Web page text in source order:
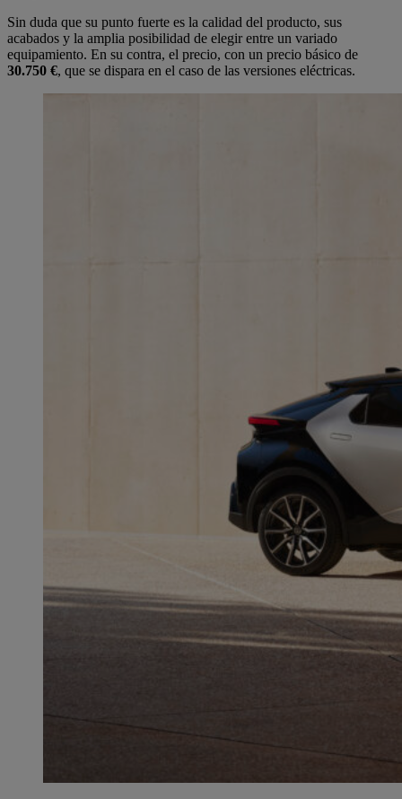
Sin duda que su punto fuerte es la calidad del producto, sus
acabados y la amplia posibilidad de elegir entre un variado
equipamiento. En su contra, el precio, con un precio básico de
30.750 €, que se dispara en el caso de las versiones eléctricas.